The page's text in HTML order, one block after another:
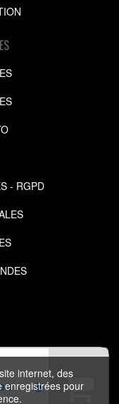
internet, des
enregistrées pour
€
- RGPD